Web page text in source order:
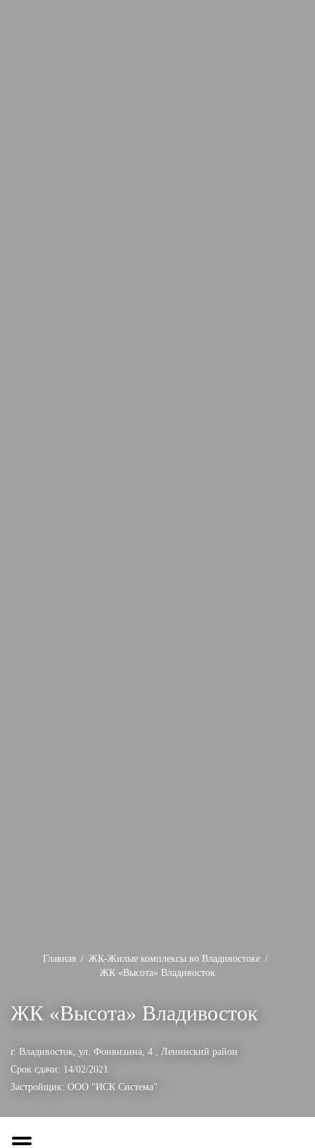
Главная
ЖК-Жилые комплексы во Владивостоке
ЖК «Высота» Владивосток
ЖК «Высота» Владивосток
г. Владивосток, ул. Фонвизина, 4 , Ленинский район
Срок сдачи: 14/02/2021
Застройщик: ООО "ИСК Система"